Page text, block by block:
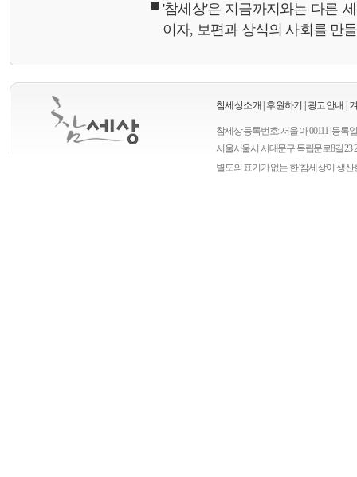
'참세상'은 지금까지와는 다른
이자, 보편과 상식의 사회를 만
참세상소개 후원하기 광고안내
참세상 등록번호: 서울 아 00111 | 등록
서울서울시 서대문구 독립문로8길 23
별도의 표기가 없는 한 '참세상'이 생